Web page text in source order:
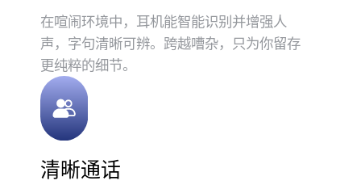
在喧闹环境中，耳机能智能识别并增强人
声，字句清晰可辨。跨越嘈杂，只为你留存
更纯粹的细⁠节。
清晰通话